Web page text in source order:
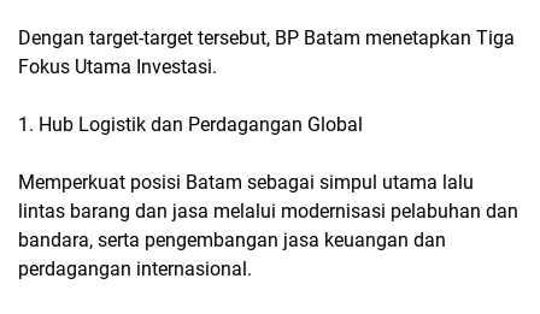
Dengan target-target tersebut, BP Batam menetapkan Tiga
Fokus Utama Investasi.
1. Hub Logistik dan Perdagangan Global
Memperkuat posisi Batam sebagai simpul utama lalu
lintas barang dan jasa melalui modernisasi pelabuhan dan
bandara, serta pengembangan jasa keuangan dan
perdagangan internasional.